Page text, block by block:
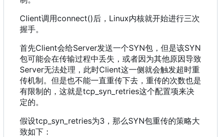
Client调用connect()后 ， Linux内核就开始进行三次
握手。
首先Client会给Server发送一个SYN包 ， 但是该SYN
包可能会在传输过程中丢失 ， 或者因为其他原因导致
Server无法处理 ， 此时Client这一侧就会触发超时重
传机制。但是也不能一直重传下去 ， 重传的次数也是
有限制的 ， 这就是tcp_syn_retries这个配置项来决
定的。
假设tcp_syn_retries为3 ， 那么SYN包重传的策略大
致如下 ：